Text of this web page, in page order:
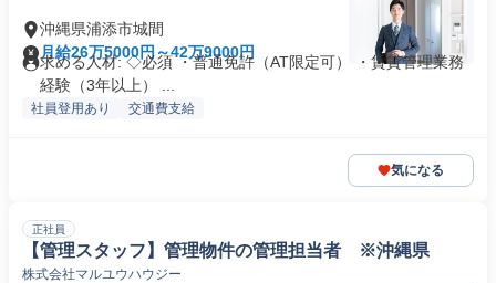
沖縄県浦添市城間
月給26万5000円～42万9000円
求める人材: ◇必須 ・普通免許（AT限定可） ・賃貸管理業務
経験（3年以上） ...
社員登用あり 交通費支給
気になる
正社員
【管理スタッフ】管理物件の管理担当者 ※沖縄県
株式会社マルユウハウジー